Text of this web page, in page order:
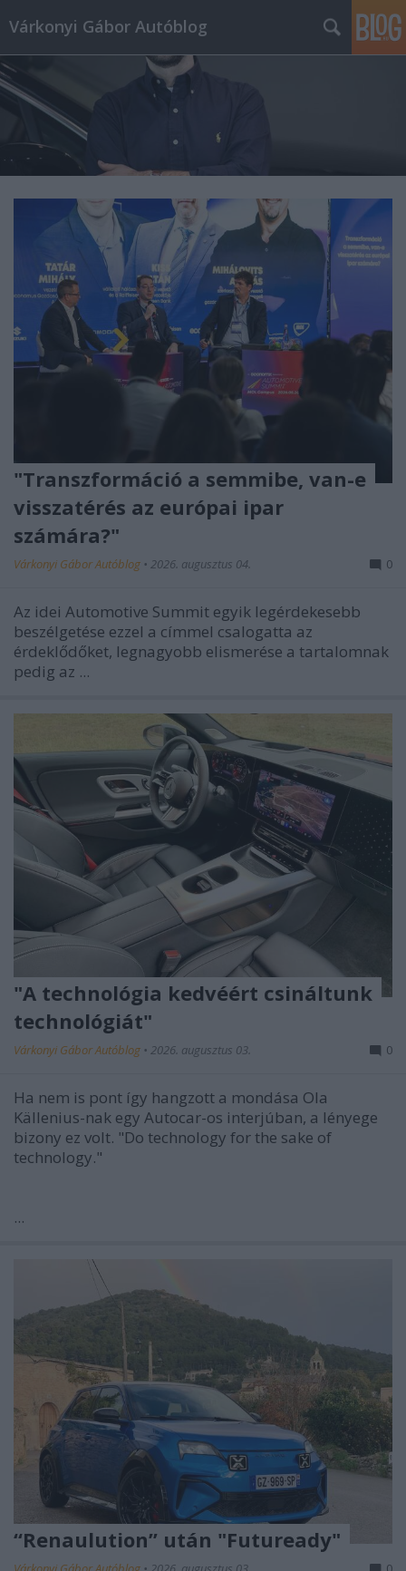
Várkonyi Gábor Autóblog
"Transzformáció a semmibe, van-e
visszatérés az európai ipar
számára?"
Várkonyi Gábor Autóblog • 2026. augusztus 04. 0
Az idei Automotive Summit egyik legérdekesebb
beszélgetése ezzel a címmel csalogatta az
érdeklődőket, legnagyobb elismerése a tartalomnak
pedig az ...
"A technológia kedvéért csináltunk
technológiát"
Várkonyi Gábor Autóblog • 2026. augusztus 03. 0
Ha nem is pont így hangzott a mondása Ola
Källenius-nak egy Autocar-os interjúban, a lényege
bizony ez volt. "Do technology for the sake of
technology."
...
“Renaulution” után "Futuready"